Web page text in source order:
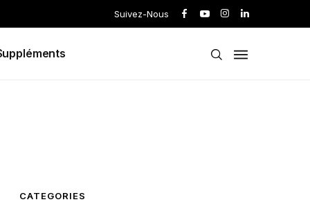
Suivez-Nous
CATEGORIES